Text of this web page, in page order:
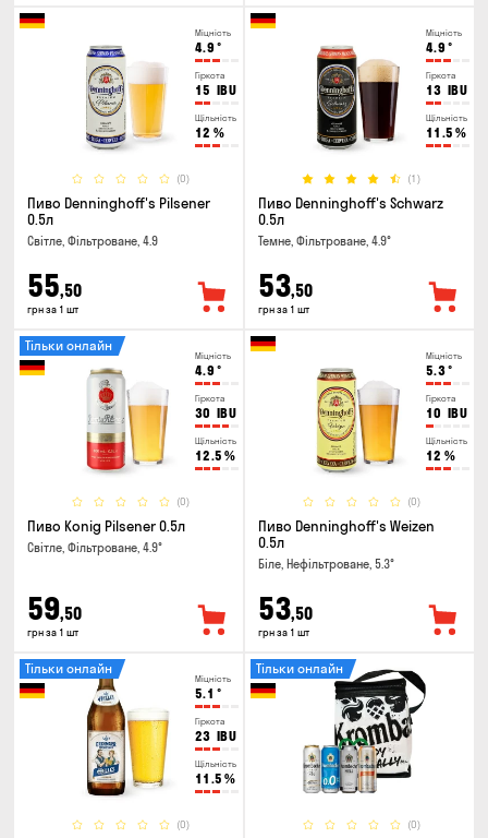
Міцність
4.9 °
Гіркота
15 IBU
Щільність
12 %
(0)
Пиво Denninghoff's Pilsener
0.5л
Світле, Фільтроване, 4.9
55,50
грн за 1 шт
Міцність
4.9 °
Гіркота
13 IBU
Щільність
11.5 %
(1)
Пиво Denninghoff's Schwarz
0.5л
Темне, Фільтроване, 4.9°
53,50
грн за 1 шт
Міцність
4.9 °
Гіркота
30 IBU
Щільність
12.5 %
(0)
Тільки онлайн
Пиво Konig Pilsener 0.5л
Світле, Фільтроване, 4.9°
59,50
грн за 1 шт
Міцність
5.3°
Гіркота
10 IBU
Щільність
12 %
(0)
Пиво Denninghoff's Weizen
0.5л
Біле, Нефільтроване, 5.3°
53,50
грн за 1 шт
Міцність
5.1 °
Гіркота
23 IBU
Щільність
11.5 %
(0)
Тільки онлайн
(0)
Тільки онлайн